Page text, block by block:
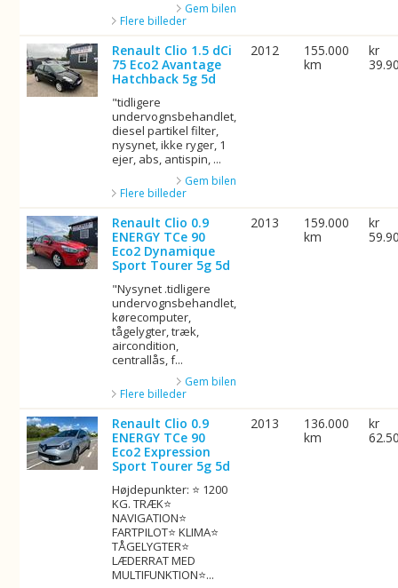
Gem bilen
Flere billeder
Renault Clio 1.5 dCi
75 Eco2 Avantage
Hatchback 5g 5d
"tidligere
undervognsbehandlet,
diesel partikel filter,
nysynet, ikke ryger, 1
ejer, abs, antispin, ...
Gem bilen
Flere billeder
2012
155.000
km
kr
Renault Clio 0.9
ENERGY TCe 90
Eco2 Dynamique
Sport Tourer 5g 5d
"Nysynet .tidligere
undervognsbehandlet,
kørecomputer,
tågelygter, træk,
aircondition,
centrallås, f...
Gem bilen
Flere billeder
2013
159.000
km
kr
Renault Clio 0.9
ENERGY TCe 90
Eco2 Expression
Sport Tourer 5g 5d
Højdepunkter: ⭐ 1200
KG. TRÆK⭐
NAVIGATION⭐
FARTPILOT⭐ KLIMA⭐
TÅGELYGTER⭐
LÆDERRAT MED
MULTIFUNKTION⭐...
2013
136.000
km
kr